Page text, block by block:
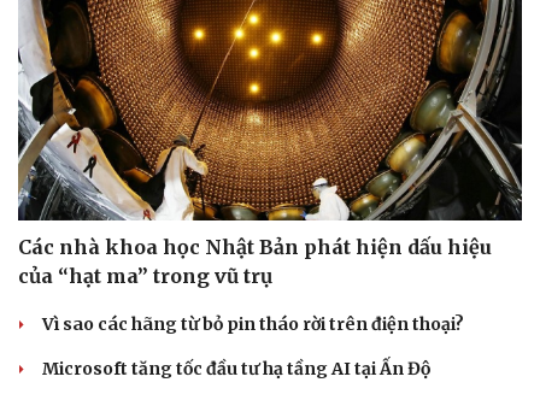
Các nhà khoa học Nhật Bản phát hiện dấu hiệu
của “hạt ma” trong vũ trụ
Vì sao các hãng từ bỏ pin tháo rời trên điện thoại?
Microsoft tăng tốc đầu tư hạ tầng AI tại Ấn Độ